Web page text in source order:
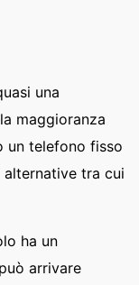
una
maggioranza
un telefono fisso
tra cui
ha un
arrivare